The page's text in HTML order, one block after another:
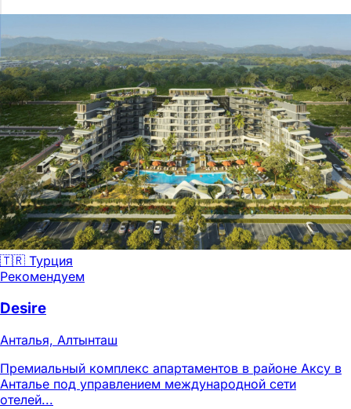
🇹🇷 Турция
Рекомендуем
Desire
Анталья, Алтынташ
Премиальный комплекс апартаментов в районе Аксу в
Анталье под управлением международной сети
отелей...